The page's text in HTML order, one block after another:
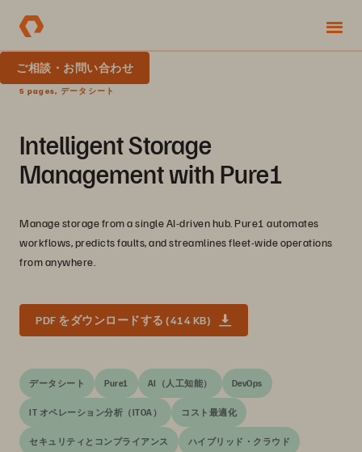
ご相談・お問い合わせ
5 pages, データシート
Intelligent Storage
Management with Pure1
Manage storage from a single AI-driven hub. Pure1 automates
workflows, predicts faults, and streamlines fleet-wide operations
from anywhere.
PDF をダウンロードする (414 KB)
データシート Pure1 AI（人工知能） DevOps
IT オペレーション分析（ITOA） コスト最適化
セキュリティとコンプライアンス ハイブリッド・クラウド